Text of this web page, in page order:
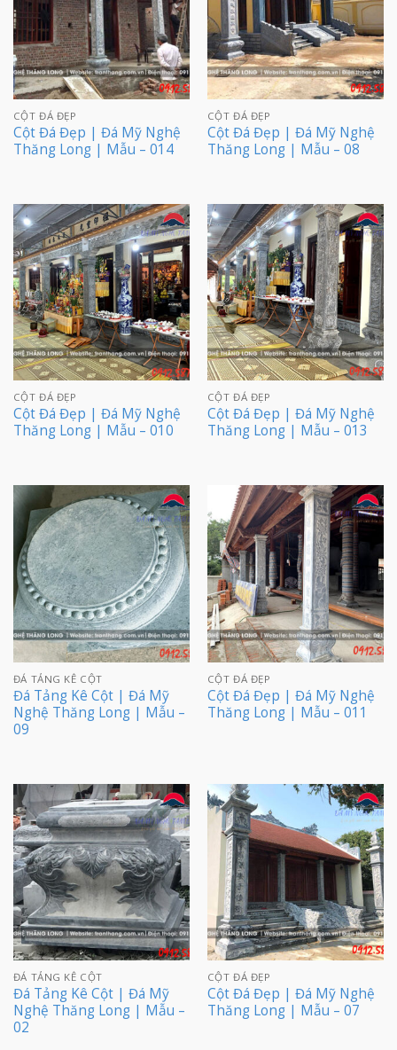
CỘT ĐÁ ĐẸP
Cột Đá Đẹp | Đá Mỹ Nghệ
Thăng Long | Mẫu – 014
CỘT ĐÁ ĐẸP
Cột Đá Đẹp | Đá Mỹ Nghệ
Thăng Long | Mẫu – 08
CỘT ĐÁ ĐẸP
Cột Đá Đẹp | Đá Mỹ Nghệ
Thăng Long | Mẫu – 010
CỘT ĐÁ ĐẸP
Cột Đá Đẹp | Đá Mỹ Nghệ
Thăng Long | Mẫu – 013
ĐÁ TẢNG KÊ CỘT
Đá Tảng Kê Cột | Đá Mỹ
Nghệ Thăng Long | Mẫu –
09
CỘT ĐÁ ĐẸP
Cột Đá Đẹp | Đá Mỹ Nghệ
Thăng Long | Mẫu – 011
ĐÁ TẢNG KÊ CỘT
Đá Tảng Kê Cột | Đá Mỹ
Nghệ Thăng Long | Mẫu –
02
CỘT ĐÁ ĐẸP
Cột Đá Đẹp | Đá Mỹ Nghệ
Thăng Long | Mẫu – 07